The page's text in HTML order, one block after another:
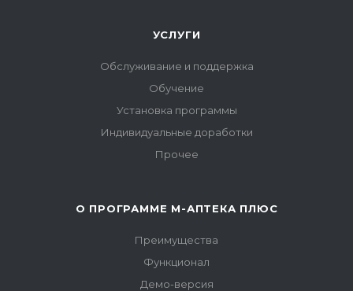
УСЛУГИ
Обслуживание и поддержка
Обучение
Установка программы
Индивидуальные доработки
Прочее
О ПРОГРАММЕ М-АПТЕКА ПЛЮС
Преимущества
Функционал
Демо-версия